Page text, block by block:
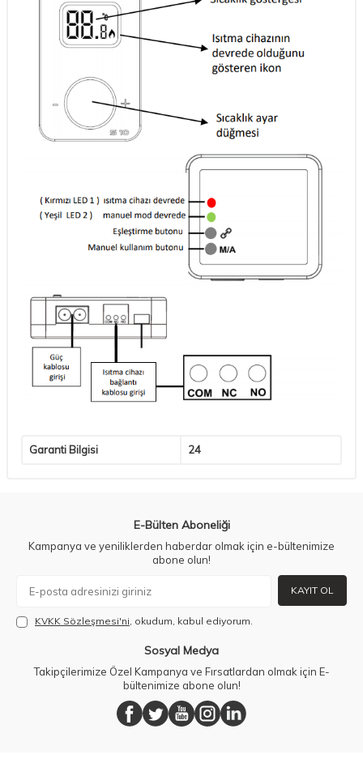
Garanti Bilgisi 24
E-Bülten Aboneliği
Kampanya ve yeniliklerden haberdar olmak için e-bültenimize
abone olun!
KAYIT OL
KVKK Sözleşmesi'ni , okudum, kabul ediyorum.
Sosyal Medya
Takipçilerimize Özel Kampanya ve Fırsatlardan olmak için E-
bültenimize abone olun!